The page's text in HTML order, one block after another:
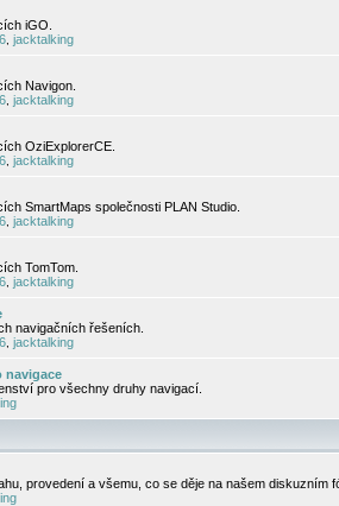
iGO.
jacktalking
Navigon.
jacktalking
OziExplorerCE.
jacktalking
SmartMaps společnosti PLAN Studio.
jacktalking
TomTom.
jacktalking
navigačních řešeních.
jacktalking
navigace
pro všechny druhy navigací.
provedení a všemu, co se děje na našem diskuzním